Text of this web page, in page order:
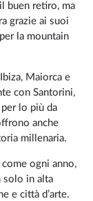
buen retiro, ma
grazie ai suoi
la mountain
Maiorca e
con Santorini,
lo più da
anche
millenaria.
come ogni anno,
solo in alta
e città d’arte.